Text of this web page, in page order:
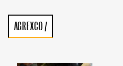
AGREXCO/